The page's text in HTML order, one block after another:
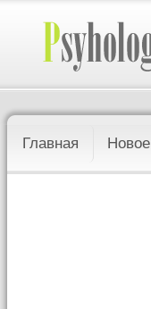
Главная Новое